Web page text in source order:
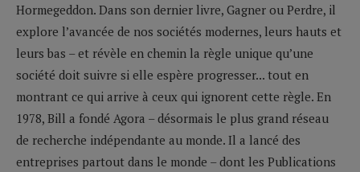
Hormegeddon. Dans son dernier livre, Gagner ou Perdre, il
explore l’avancée de nos sociétés modernes, leurs hauts et
leurs bas – et révèle en chemin la règle unique qu’une
société doit suivre si elle espère progresser... tout en
montrant ce qui arrive à ceux qui ignorent cette règle. En
1978, Bill a fondé Agora – désormais le plus grand réseau
de recherche indépendante au monde. Il a lancé des
entreprises partout dans le monde – dont les Publications